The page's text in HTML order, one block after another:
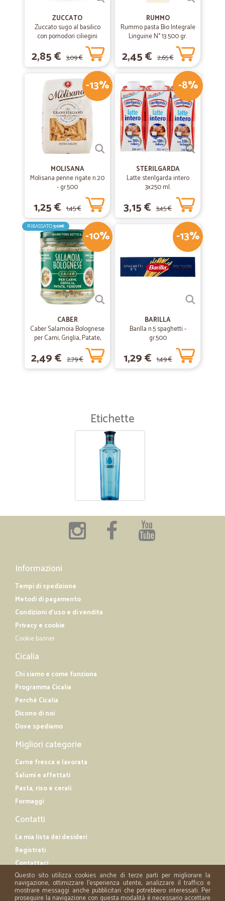
ZUCCATO
Zuccato sugo al basilico
con pomodori ciliegini
interi freschi gr.370
2,85 € 3,09 €
RUMMO
Rummo pasta Bio Integrale
Linguine N° 13 500 gr.
2,45 € 2,65 €
-13%
MOLISANA
Molisana penne rigate n.20
- gr.500
1,25 € 1,45 €
-8%
STERILGARDA
Latte sterilgarda intero
3x250 ml.
3,15 € 3,45 €
-10%
RIBASSATO3,69€
CABER
Caber Salamoia Bolognese
per Carni, Griglia, Patate,
Verdure 200 gr.
2,49 € 2,79 €
-13%
BARILLA
Barilla n.5 spaghetti -
gr.500
1,29 € 1,49 €
Etichette
Informazioni
Tempi di spedizione
Metodi di pagamento
Condizioni d'uso e di vendita
Privacy e cookie
Cookie banner
Cicalia
Chi siamo e come funziona
Programma Cicalia
Perché Cicalia
Dicono di noi
Dove spediamo
Migliori categorie
Carne fresca e lavorata
Salumi e affettati
Pasta, riso e cerali
Formaggi
Contatti
La mia lista dei desideri
Registrati
Contattaci
Questo sito utilizza cookies anche di terze parti per migliorare la
navigazione, ottimizzare l'esperienza utente, analizzare il traffico e
mostrare messaggi anche pubblicitari che potrebbero interessati. Per
proseguire la navigazione con questa modalità è necessario accettare